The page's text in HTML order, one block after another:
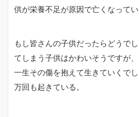
供が栄養不足が原因で亡くなってい
もし皆さんの子供だったらどうで
てしまう子供はかわいそうですが
一生その傷を抱えて生きていくで
万回も起きている。